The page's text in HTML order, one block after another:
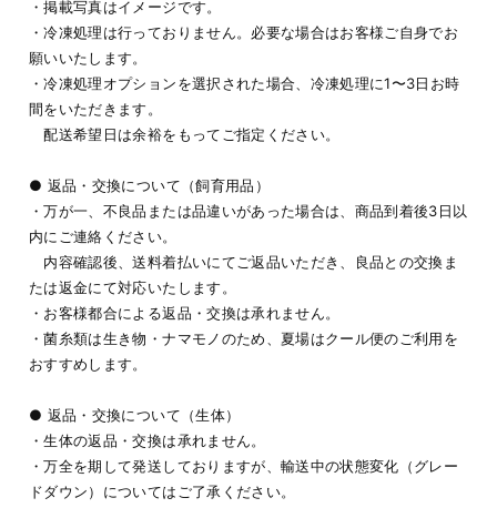
・掲載写真はイメージです。
・冷凍処理は行っておりません。必要な場合はお客様ご自身でお
願いいたします。
・冷凍処理オプションを選択された場合、冷凍処理に1〜3日お時
間をいただきます。
配送希望日は余裕をもってご指定ください。
● 返品・交換について（飼育用品）
・万が一、不良品または品違いがあった場合は、商品到着後3日以
内にご連絡ください。
内容確認後、送料着払いにてご返品いただき、良品との交換ま
たは返金にて対応いたします。
・お客様都合による返品・交換は承れません。
・菌糸類は生き物・ナマモノのため、夏場はクール便のご利用を
おすすめします。
● 返品・交換について（生体）
・生体の返品・交換は承れません。
・万全を期して発送しておりますが、輸送中の状態変化（グレー
ドダウン）についてはご了承ください。